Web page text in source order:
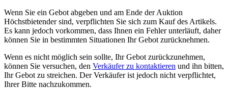
Wenn Sie ein Gebot abgeben und am Ende der Auktion
Höchstbietender sind, verpflichten Sie sich zum Kauf des Artikels.
Es kann jedoch vorkommen, dass Ihnen ein Fehler unterläuft, daher
können Sie in bestimmten Situationen Ihr Gebot zurücknehmen.
Wenn es nicht möglich sein sollte, Ihr Gebot zurückzunehmen,
können Sie versuchen, den Verkäufer zu kontaktieren und ihn bitten,
Ihr Gebot zu streichen. Der Verkäufer ist jedoch nicht verpflichtet,
Ihrer Bitte nachzukommen.